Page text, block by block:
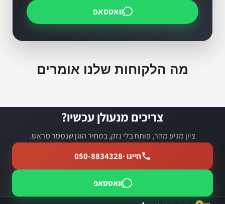
וואטסאפ
מה הלקוחות שלנו אומרים
צריכים מנעולן עכשיו?
ציון מגיע מהר, פותח בלי נזק, במחיר הוגן שנמסר מראש.
חייגו ·050-8834328
וואטסאפ